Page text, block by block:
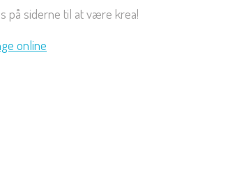
på siderne til at være krea!
online